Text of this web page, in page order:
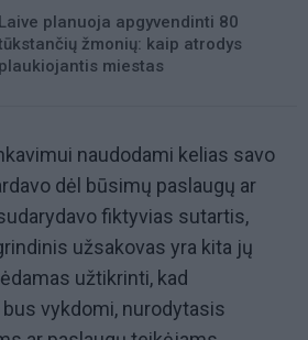
Laive planuoja apgyvendinti 80
žmonių: kaip atrodys
plaukiojantis miestas
naudodami kelias savo
dėl būsimų paslaugų ar
fiktyvias sutartis,
užsakovas yra kita jų
užtikrinti, kad
vykdomi, nurodytasis